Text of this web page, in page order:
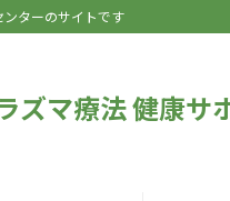
ターのサイトです
ズマ療法 健康サ